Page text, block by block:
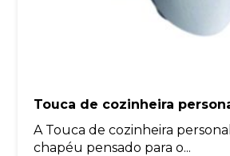
Touca de cozinheira
A Touca de cozinheira
chapéu pensado para o...